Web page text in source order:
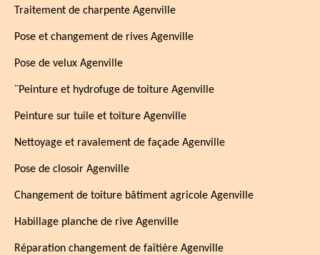
Traitement de charpente Agenville
Pose et changement de rives Agenville
Pose de velux Agenville
¨Peinture et hydrofuge de toiture Agenville
Peinture sur tuile et toiture Agenville
Nettoyage et ravalement de façade Agenville
Pose de closoir Agenville
Changement de toiture bâtiment agricole Agenville
Habillage planche de rive Agenville
Réparation changement de faîtière Agenville